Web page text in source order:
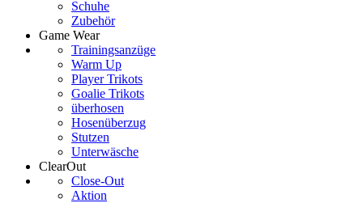
Schuhe
Zubehör
Game Wear
Trainingsanzüge
Warm Up
Player Trikots
Goalie Trikots
überhosen
Hosenüberzug
Stutzen
Unterwäsche
ClearOut
Close-Out
Aktion